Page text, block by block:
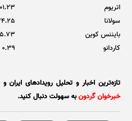
اتریوم
سولانا
بایننس کوین
کاردانو
0.39
تازه‌ترین اخبار و تحلیل‌ رویدادهای
خبرخوان گردونبه سهولت دنبال کنید.